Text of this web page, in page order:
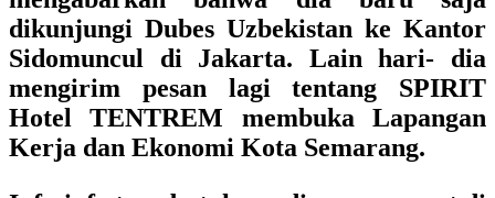
dikunjungi Dubes Uzbekistan ke Kantor
Sidomuncul di Jakarta. Lain hari- dia
mengirim pesan lagi tentang SPIRIT
Hotel TENTREM membuka Lapangan
Kerja dan Ekonomi Kota Semarang.